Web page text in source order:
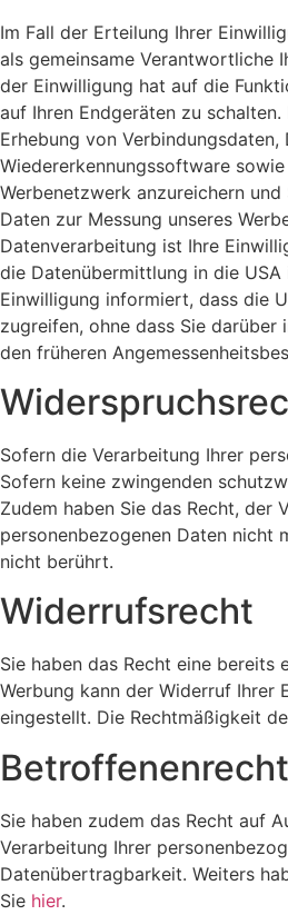
Im Fall der Erteilung Ihrer
als gemeinsame Verantwortliche
der Einwilligung hat auf die
auf Ihren Endgeräten zu
Erhebung von
Wiedererkennungssoftware
Werbenetzwerk anzureichern
Daten zur Messung unseres
Datenverarbeitung ist Ihre
die Datenübermittlung in die
Einwilligung informiert, dass die
zugreifen, ohne dass Sie
den früheren
Sofern die Verarbeitung Ihrer
Sofern keine zwingenden
Zudem haben Sie das Recht, der
personenbezogenen Daten nicht
nicht berührt.
Widerrufsrecht
Sie haben das Recht eine
Werbung kann der Widerruf Ihrer
eingestellt. Die Rechtmäßigkeit
Sie haben zudem das Recht auf
Verarbeitung Ihrer
Datenübertragbarkeit. Weiters
Sie hier.